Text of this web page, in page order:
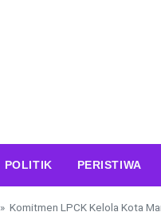
POLITIK PERISTIWA
» Komitmen LPCK Kelola Kota